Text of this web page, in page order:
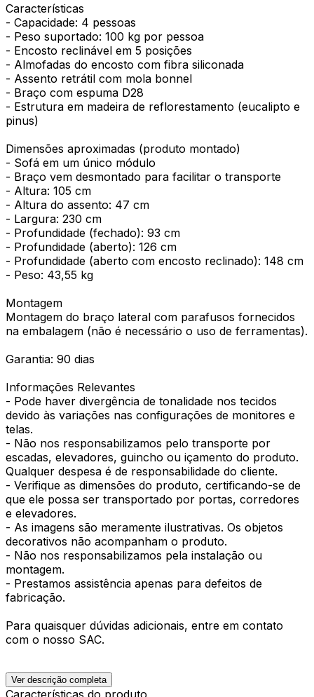
Características
- Capacidade: 4 pessoas
- Peso suportado: 100 kg por pessoa
- Encosto reclinável em 5 posições
- Almofadas do encosto com fibra siliconada
- Assento retrátil com mola bonnel
- Braço com espuma D28
- Estrutura em madeira de reflorestamento (eucalipto e
pinus)
Dimensões aproximadas (produto montado)
- Sofá em um único módulo
- Braço vem desmontado para facilitar o transporte
- Altura: 105 cm
- Altura do assento: 47 cm
- Largura: 230 cm
- Profundidade (fechado): 93 cm
- Profundidade (aberto): 126 cm
- Profundidade (aberto com encosto reclinado): 148 cm
- Peso: 43,55 kg
Montagem
Montagem do braço lateral com parafusos fornecidos
na embalagem (não é necessário o uso de ferramentas).
Garantia: 90 dias
Informações Relevantes
- Pode haver divergência de tonalidade nos tecidos
devido às variações nas configurações de monitores e
telas.
- Não nos responsabilizamos pelo transporte por
escadas, elevadores, guincho ou içamento do produto.
Qualquer despesa é de responsabilidade do cliente.
- Verifique as dimensões do produto, certificando-se de
que ele possa ser transportado por portas, corredores
e elevadores.
- As imagens são meramente ilustrativas. Os objetos
decorativos não acompanham o produto.
- Não nos responsabilizamos pela instalação ou
montagem.
- Prestamos assistência apenas para defeitos de
fabricação.
Para quaisquer dúvidas adicionais, entre em contato
com o nosso SAC.
Ver descrição completa
Características do produto